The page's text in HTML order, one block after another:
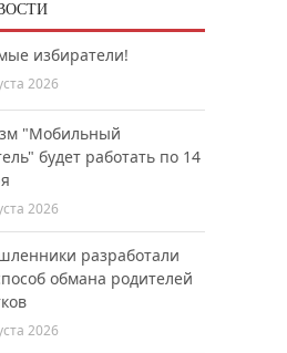
избиратели!
2026
"Мобильный
будет работать по 14
2026
разработали
обмана родителей
2026